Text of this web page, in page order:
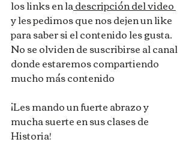
los links en la descripción del video
y les pedimos que nos dejen un like
para saber si el contenido les gusta.
No se olviden de suscribirse al canal
donde estaremos compartiendo
mucho más contenido
¡Les mando un fuerte abrazo y
mucha suerte en sus clases de
Historia!